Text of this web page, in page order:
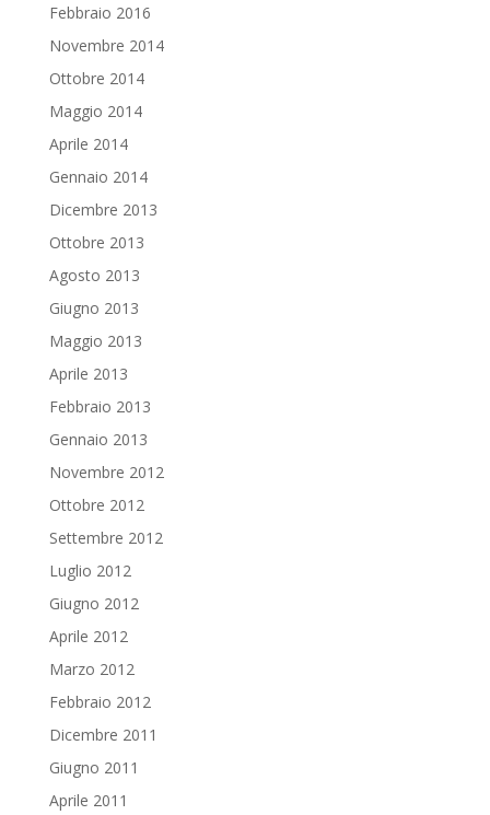
Febbraio 2016
Novembre 2014
Ottobre 2014
Maggio 2014
Aprile 2014
Gennaio 2014
Dicembre 2013
Ottobre 2013
Agosto 2013
Giugno 2013
Maggio 2013
Aprile 2013
Febbraio 2013
Gennaio 2013
Novembre 2012
Ottobre 2012
Settembre 2012
Luglio 2012
Giugno 2012
Aprile 2012
Marzo 2012
Febbraio 2012
Dicembre 2011
Giugno 2011
Aprile 2011